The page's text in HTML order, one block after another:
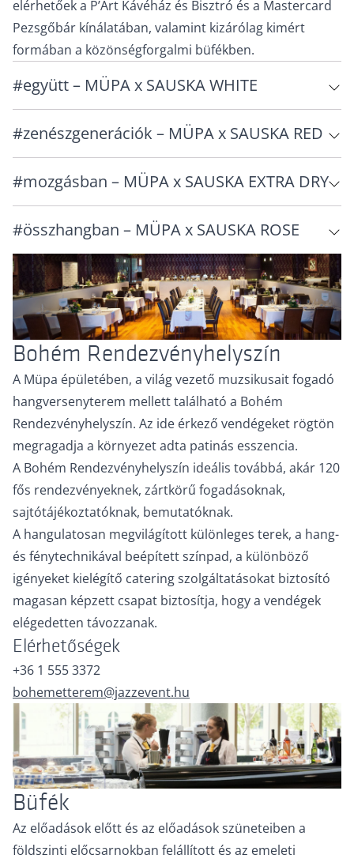
elérhetőek a P’Art Kávéház és Bisztró és a Mastercard
Pezsgőbár kínálatában, valamint kizárólag kimért
formában a közönségforgalmi büfékben.
#együtt – MÜPA x SAUSKA WHITE
#zenészgenerációk – MÜPA x SAUSKA RED
#mozgásban – MÜPA x SAUSKA EXTRA DRY
#összhangban – MÜPA x SAUSKA ROSE
Bohém Rendezvényhelyszín
A Müpa épületében, a világ vezető muzsikusait fogadó
hangversenyterem mellett található a Bohém
Rendezvényhelyszín. Az ide érkező vendégeket rögtön
megragadja a környezet adta patinás esszencia.
A Bohém Rendezvényhelyszín ideális továbbá, akár 120
fős rendezvényeknek, zártkörű fogadásoknak,
sajtótájékoztatóknak, bemutatóknak.
A hangulatosan megvilágított különleges terek, a hang-
és fénytechnikával beépített színpad, a különböző
igényeket kielégítő catering szolgáltatásokat biztosító
magasan képzett csapat biztosítja, hogy a vendégek
elégedetten távozzanak.
Elérhetőségek
+36 1 555 3372
bohemetterem@jazzevent.hu
Büfék
Az előadások előtt és az előadások szüneteiben a
földszinti előcsarnokban felállított és az emeleti